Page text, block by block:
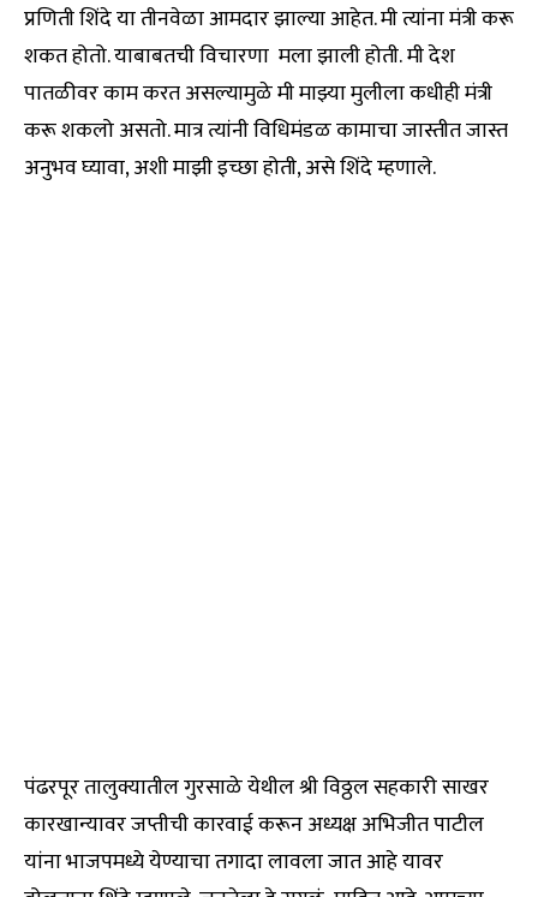
प्रणिती शिंदे या तीनवेळा आमदार झाल्या आहेत. मी त्यांना मंत्री करू
शकत होतो. याबाबतची विचारणा मला झाली होती. मी देश
पातळीवर काम करत असल्यामुळे मी माझ्या मुलीला कधीही मंत्री
करू शकलो असतो. मात्र त्यांनी विधिमंडळ कामाचा जास्तीत जास्त
अनुभव घ्यावा, अशी माझी इच्छा होती, असे शिंदे म्हणाले.
पंढरपूर तालुक्यातील गुरसाळे येथील श्री विठ्ठल सहकारी साखर
कारखान्यावर जप्तीची कारवाई करून अध्यक्ष अभिजीत पाटील
यांना भाजपमध्ये येण्याचा तगादा लावला जात आहे यावर